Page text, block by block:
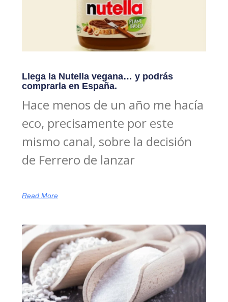
Llega la Nutella vegana… y podrás
comprarla en España.
Hace menos de un año me hacía
eco, precisamente por este
mismo canal, sobre la decisión
de Ferrero de lanzar
Read More